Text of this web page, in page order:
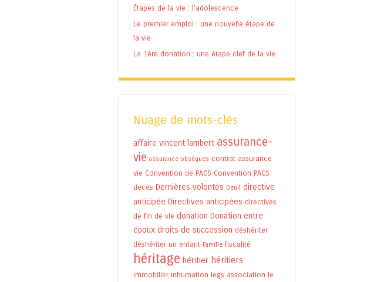
Étapes de la vie : l’adolescence
Le premier emploi : une nouvelle étape de
la vie
La 1ère donation : une étape clef de la vie
Nuage de mots-clés
affaire vincent lambert assurance-
vie assurance obsèques contrat assurance
vie Convention de PACS Convention PACS
deces Dernières volontés Deuil directive
anticipée Directives anticipées directives
de fin de vie donation Donation entre
époux droits de succession déshériter
déshériter un enfant Famille fiscalité
héritage héritier héritiers
immobilier inhumation legs association le